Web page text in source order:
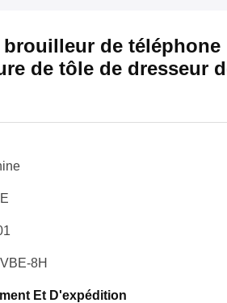
de
de tôle de dresseur
VBE-8H
Et D'expédition